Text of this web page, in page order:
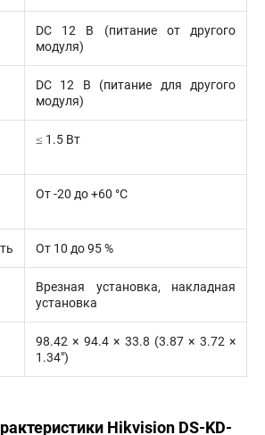
DC 12 В (питание от другого
модуля)
DC 12 В (питание для другого
модуля)
≤ 1.5 Вт
От -20 до +60 °C
От 10 до 95 %
Врезная установка, накладная
установка
98.42 × 94.4 × 33.8 (3.87 × 3.72 ×
1.34″)
Hikvision DS-KD-